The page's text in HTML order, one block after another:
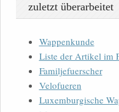
zuletzt überarbeitet
Wappenkunde
Liste der Artikel im
Familjefuerscher
Velofueren
Luxemburgische